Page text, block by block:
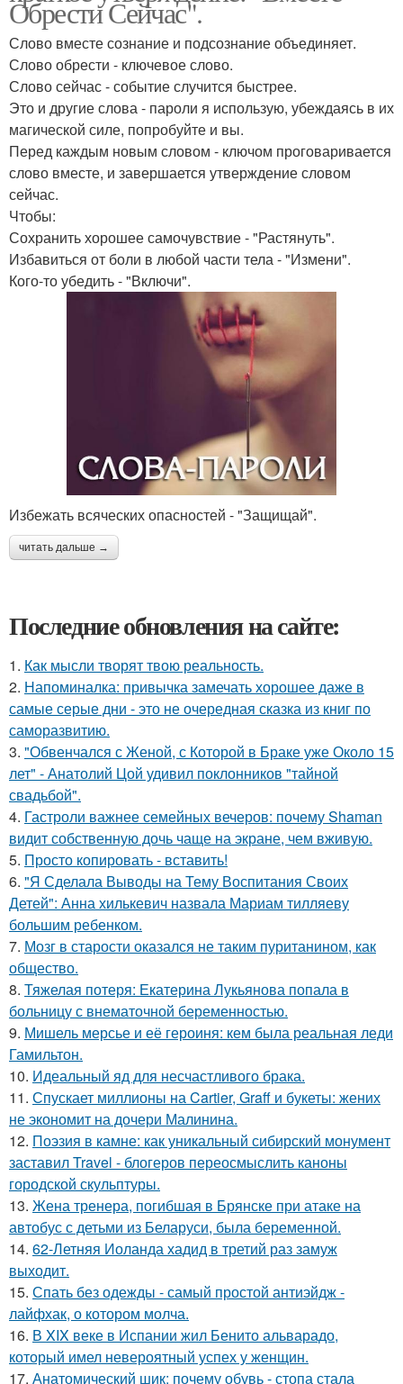
Обрести Сейчас".
Слово вместе сознание и подсознание объединяет.
Слово обрести - ключевое слово.
Слово сейчас - событие случится быстрее.
Это и другие слова - пароли я использую, убеждаясь в их
магической силе, попробуйте и вы.
Перед каждым новым словом - ключом проговаривается
слово вместе, и завершается утверждение словом
сейчас.
Чтобы:
Сохранить хорошее самочувствие - "Растянуть".
Избавиться от боли в любой части тела - "Измени".
Кого-то убедить - "Включи".
Избежать всяческих опасностей - "Защищай".
читать дальше →
Последние обновления на сайте:
1. Как мысли творят твою реальность.
2. Напоминалка: привычка замечать хорошее даже в
самые серые дни - это не очередная сказка из книг по
саморазвитию.
3. "Обвенчался с Женой, с Которой в Браке уже Около 15
лет" - Анатолий Цой удивил поклонников "тайной
свадьбой".
4. Гастроли важнее семейных вечеров: почему Shaman
видит собственную дочь чаще на экране, чем вживую.
5. Просто копировать - вставить!
6. "Я Сделала Выводы на Тему Воспитания Своих
Детей": Анна хилькевич назвала Мариам тилляеву
большим ребенком.
7. Мозг в старости оказался не таким пуританином, как
общество.
8. Тяжелая потеря: Екатерина Лукьянова попала в
больницу с внематочной беременностью.
9. Мишель мерсье и её героиня: кем была реальная леди
Гамильтон.
10. Идеальный яд для несчастливого брака.
11. Спускает миллионы на Cartier, Graff и букеты: жених
не экономит на дочери Малинина.
12. Поэзия в камне: как уникальный сибирский монумент
заставил Travel - блогеров переосмыслить каноны
городской скульптуры.
13. Жена тренера, погибшая в Брянске при атаке на
автобус с детьми из Беларуси, была беременной.
14. 62-Летняя Иоланда хадид в третий раз замуж
выходит.
15. Спать без одежды - самый простой антиэйдж -
лайфхак, о котором молча.
16. В XIX веке в Испании жил Бенито альварадо,
который имел невероятный успех у женщин.
17. Анатомический шик: почему обувь - стопа стала